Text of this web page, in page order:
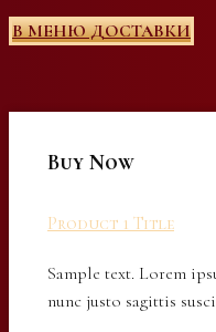
В МЕНЮ ДОСТАВКИ
Buy Now
Product 1 Title
Sample text. Lorem
nunc justo sagittis